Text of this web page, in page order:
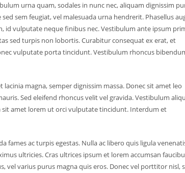
urna quam, sodales in nunc nec, aliquam dignissim
sem feugiat, vel malesuada urna hendrerit. Phasellus
id vulputate neque finibus nec. Vestibulum ante ipsum
sed turpis non lobortis. Curabitur consequat ex erat, et
vulputate porta tincidunt. Vestibulum rhoncus
magna, semper dignissim massa. Donec sit amet leo
Sed eleifend rhoncus velit vel gravida. Vestibulum
amet lorem ut orci vulputate tincidunt. Interdum et
ac turpis egestas. Nulla ac libero quis ligula
ultricies. Cras ultrices ipsum et lorem accumsan
vel varius purus magna quis eros. Donec vel porttitor nisl,